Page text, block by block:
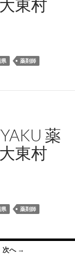
東村
県 薬剤師
薬
東村
県 薬剤師
次へ →